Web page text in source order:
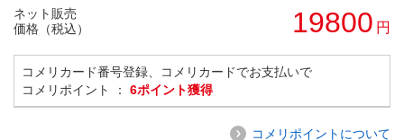
ネット販売
価格（税込）
19800 円
コメリカード番号登録、コメリカードでお支払いで
コメリポイント ： 6ポイント獲得
コメリポイントについて